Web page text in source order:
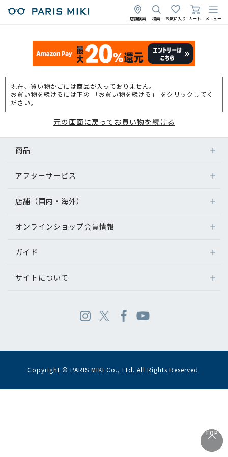
店舗検索 検索 お気に入り カート メニュー
現在、買い物かごには商品が入っておりません。
お買い物を続けるには下の 「お買い物を続ける」 をクリックしてく
ださい。
元の画面に戻ってお買い物を続ける
TOP
TOP
商品
アフターサービス
店舗（国内・海外）
オンラインショップ会員情報
ガイド
サイトについて
Copyright © PARIS MIKI Co., Ltd. All Rights Reserved.